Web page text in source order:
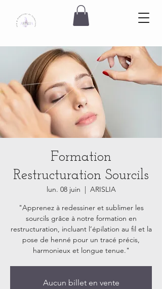
Formation
Restructuration Sourcils
lun. 08 juin
  |
ARISLIA
"Apprenez à redessiner et sublimer les
sourcils grâce à notre formation en
restructuration, incluant l’épilation au fil et la
pose de henné pour un tracé précis,
harmonieux et longue tenue."
Aucun billet en vente